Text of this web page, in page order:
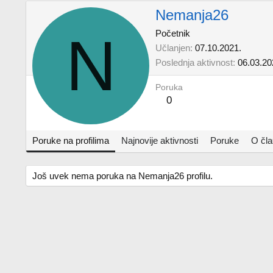
N
Nemanja26
Početnik
Učlanjen 07.10.2021.
Poslednja aktivnost
Poruka
0
Poruke na profilima Najnovije aktivnosti Poruke O
Još uvek nema poruka na Nemanja26 profilu.